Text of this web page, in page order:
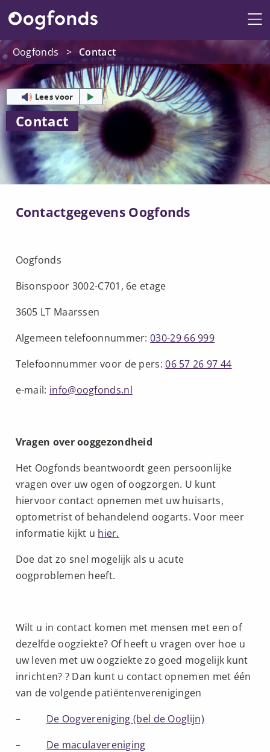
Oogfonds
> Contact
Lees voor
Contact
Contactgegevens Oogfonds
Oogfonds
Bisonspoor 3002-C701, 6e etage
3605 LT Maarssen
Algemeen telefoonnummer:030-29 66 999
Telefoonnummer voor de pers:06 57 26 97 44
e-mail: info@oogfonds.nl
Vragen over ooggezondheid
Het Oogfonds beantwoordt geen persoonlijke
vragen over uw ogen of oogzorgen. U kunt
hiervoor contact opnemen met uw huisarts,
optometrist of behandelend oogarts. Voor meer
informatie kijkt u hier.
Doe dat zo snel mogelijk als u acute
oogproblemen heeft.
Wilt u in contact komen met mensen met een of
dezelfde oogziekte? Of heeft u vragen over hoe u
uw leven met uw oogziekte zo goed mogelijk kunt
inrichten? ? Dan kunt u contact opnemen met één
van de volgende patiëntenverenigingen
– De Oogvereniging (bel de Ooglijn)
– De maculavereniging